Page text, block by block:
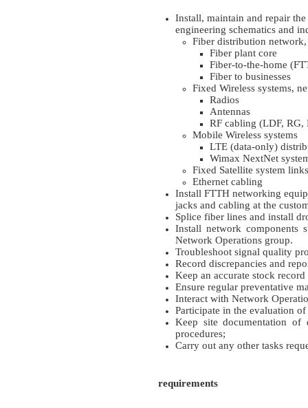
Install, maintain and repair
engineering schematics and
Fiber distribution
Fiber plant core
Fiber-to-the-home
Fiber to businesses
Fixed Wireless systems,
Radios
Antennas
RF cabling (LDF, RG,
Mobile Wireless systems
LTE (data-only)
Wimax NextNet
Fixed Satellite system links
Ethernet cabling
Install FTTH networking
jacks and cabling at the
Splice fiber lines and install
Install network components
Network Operations group.
Troubleshoot signal quality
Record discrepancies and
Keep an accurate stock
Ensure regular preventative
Interact with Network
Participate in the evaluation
Keep site documentation of
procedures;
Carry out any other tasks
requirements